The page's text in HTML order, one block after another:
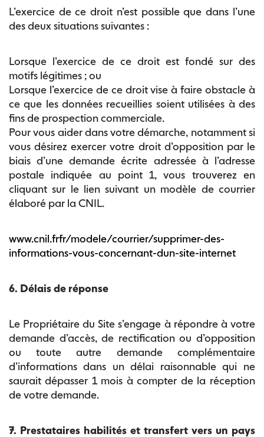
L’exercice de ce droit n’est possible que dans l’une
des deux situations suivantes :
Lorsque l’exercice de ce droit est fondé sur des
motifs légitimes ; ou
Lorsque l’exercice de ce droit vise à faire obstacle à
ce que les données recueillies soient utilisées à des
fins de prospection commerciale.
Pour vous aider dans votre démarche, notamment si
vous désirez exercer votre droit d’opposition par le
biais d’une demande écrite adressée à l’adresse
postale indiquée au point 1, vous trouverez en
cliquant sur le lien suivant un modèle de courrier
élaboré par la CNIL.
www.cnil.frfr/modele/courrier/supprimer-des-
informations-vous-concernant-dun-site-internet
6. Délais de réponse
Le Propriétaire du Site s’engage à répondre à votre
demande d’accès, de rectification ou d’opposition
ou toute autre demande complémentaire
d’informations dans un délai raisonnable qui ne
saurait dépasser 1 mois à compter de la réception
de votre demande.
7. Prestataires habilités et transfert vers un pays